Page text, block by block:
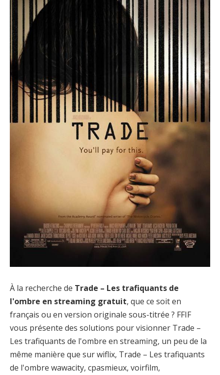
À la recherche de Trade – Les trafiquants de
l'ombre en streaming gratuit, que ce soit en
français ou en version originale sous-titrée ? FFIF
vous présente des solutions pour visionner Trade –
Les trafiquants de l'ombre en streaming, un peu de la
même manière que sur wiflix, Trade – Les trafiquants
de l'ombre wawacity, cpasmieux, voirfilm,